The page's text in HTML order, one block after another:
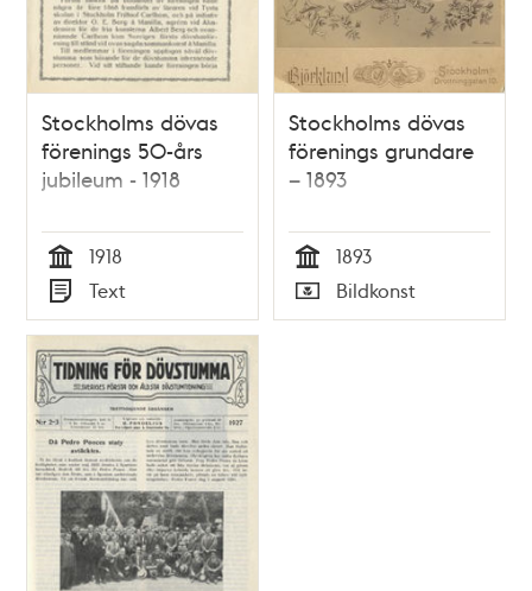
Stockholms dövas
förenings 50-års
jubileum - 1918
Tid
1918
Typ
Text
Stockholms dövas
förenings grundare
– 1893
Tid
1893
Typ
Bildkonst